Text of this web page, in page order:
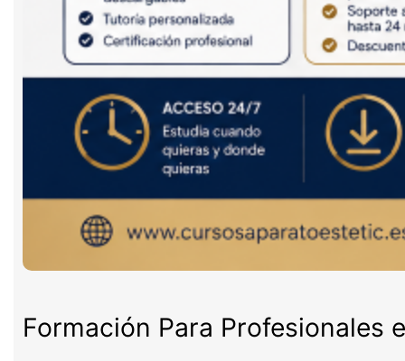
Formación Para Profesionales